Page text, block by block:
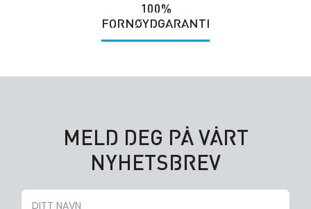
100%
FORNØYDGARANTI
MELD DEG PÅ VÅRT
NYHETSBREV